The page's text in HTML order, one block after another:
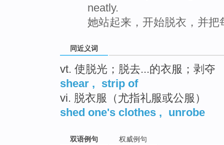
neatly.
她站起来，开始脱衣，并
同近义词
vt. 使脱光；脱去...的衣服；剥夺
shear , strip of
vi. 脱衣服（尤指礼服或公服）
shed one's clothes , unrobe
双语例句 权威例句